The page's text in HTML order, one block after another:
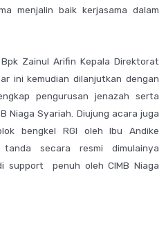
menjalin baik kerjasama dalam
Zainul Arifin Kepala Direktorat
ini kemudian dilanjutkan dengan
pengurusan jenazah serta
Niaga Syariah. Diujung acara juga
bengkel RGI oleh Ibu Andike
secara resmi dimulainya
support penuh oleh CIMB Niaga